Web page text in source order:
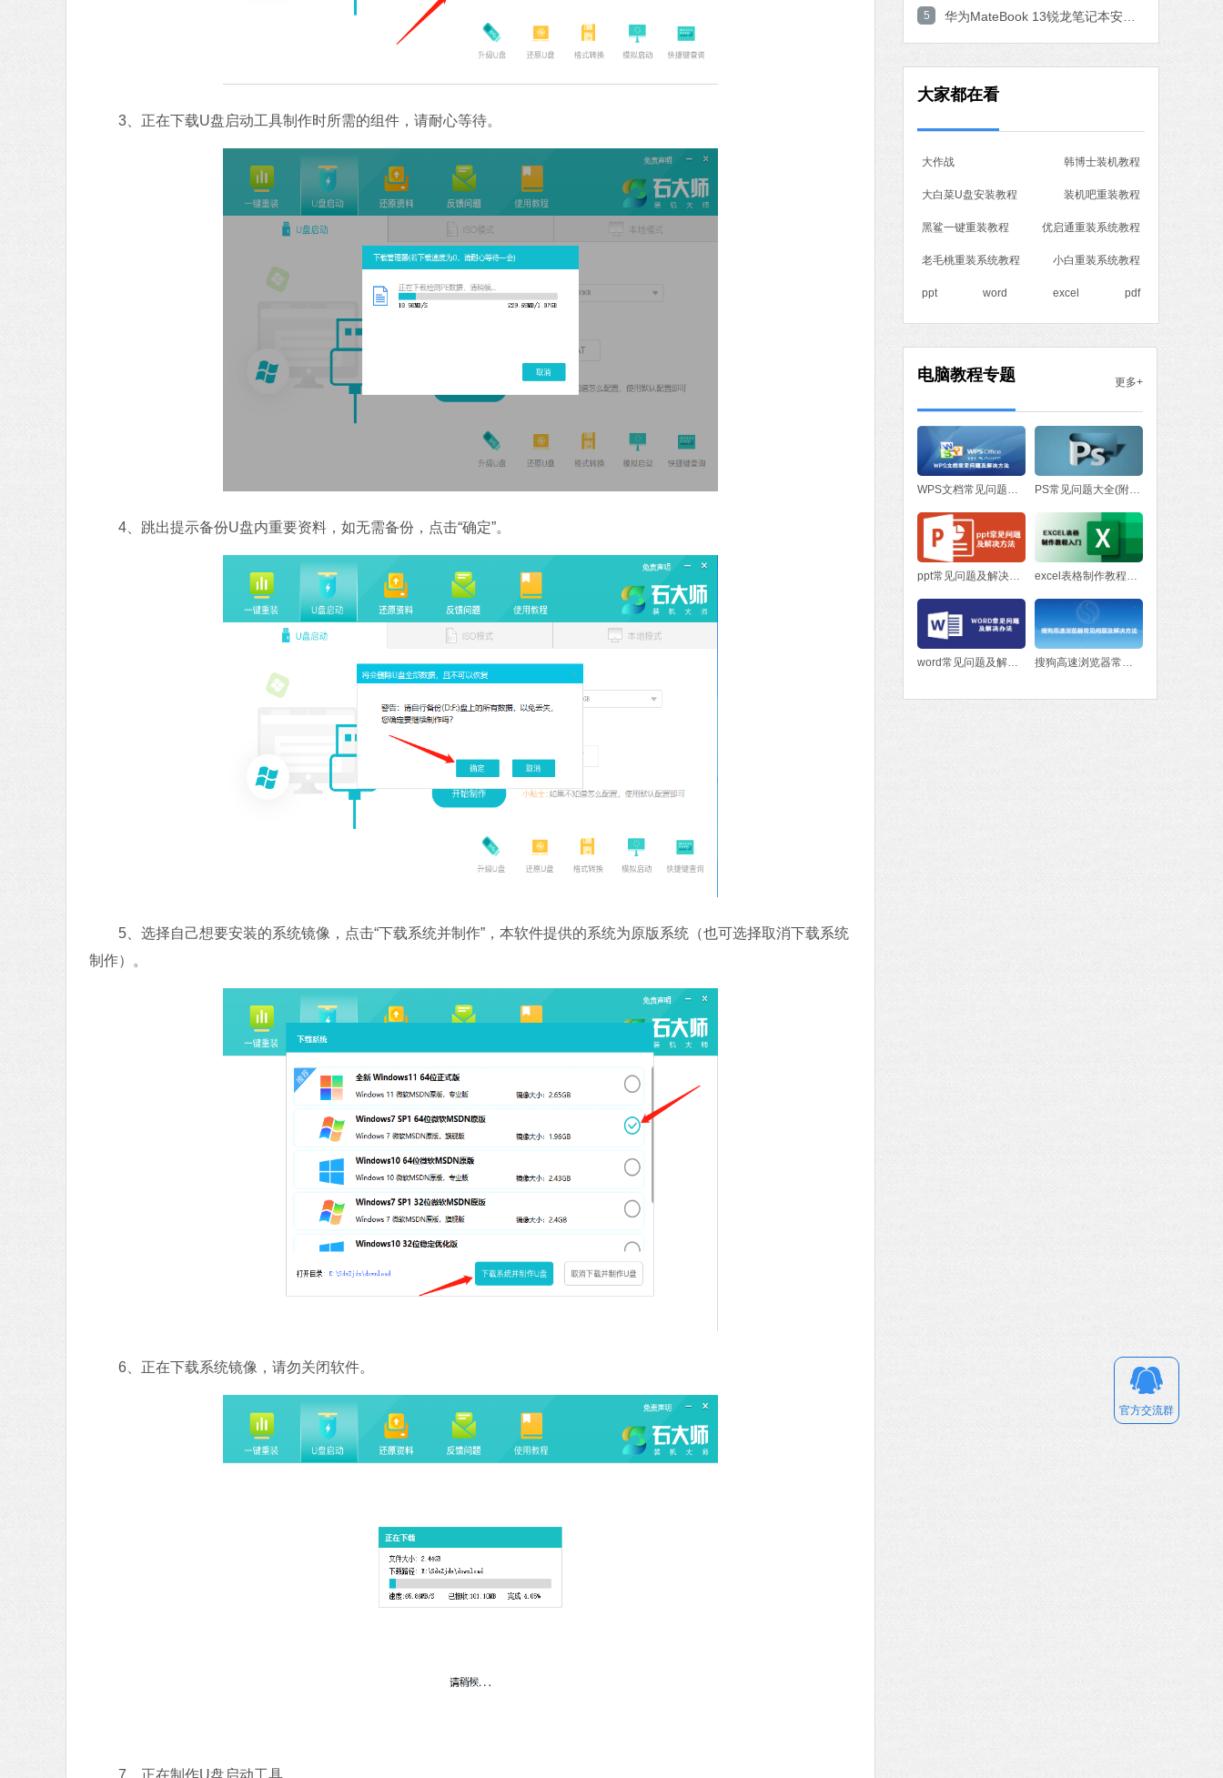
3、正在下载U盘启动工具制作时所需的组件，请耐心等待。
4、跳出提示备份U盘内重要资料，如无需备份，点击“确定”。
5、选择自己想要安装的系统镜像，点击“下载系统并制作”，本软件提供的系统为原版系统（也可选择取消下载系统
制作）。
6、正在下载系统镜像，请勿关闭软件。
7、正在制作U盘启动工具。
5
大家都在看
大作战 韩博士装机教程
大白菜U盘安装教程 装机吧重装教程
黑鲨一键重装教程 优启通重装系统教程
老毛桃重装系统教程 小白重装系统教程
ppt word excel pdf
电脑教程专题 更多+
WPS文档常见问题与解决方法 PS常见问题大全(附处理方法)
ppt常见问题及解决方法 excel表格制作教程入门
word常见问题及解决办法 搜狗高速浏览器常见问题及解决方法
官方交流群